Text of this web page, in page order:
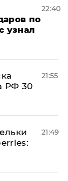
по
узнал
22:40
РФ 30
21:55
21:49